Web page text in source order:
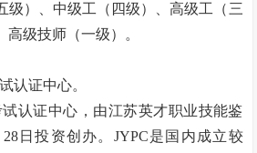
级）、中级工（四级）、高级工（三
级技师（一级）。
认证中心。
认证中心，由江苏英才职业技能鉴
日投资创办。JYPC是国内成立较